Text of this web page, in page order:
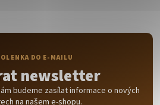
newsletter
budeme zasílat informace o nových
na našem e-shopu.